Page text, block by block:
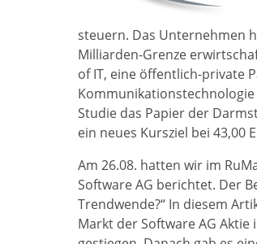
steuern. Das Unternehmen
Milliarden-Grenze
of IT, eine öffentlich-private
Studie das Papier der
ein neues Kursziel bei 43,00
Am 26.08. hatten wir im
Software AG berichtet. Der
Trendwende?“ In diesem
Markt der Software AG